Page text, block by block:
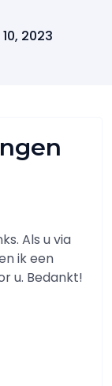
2023
Als u via
ik een
u. Bedankt!